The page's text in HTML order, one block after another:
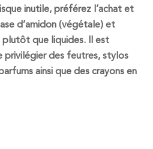
inutile, préférez l’achat et
d’amidon (végétale) et
plutôt que liquides. Il est
privilégier des feutres, stylos
ainsi que des crayons en